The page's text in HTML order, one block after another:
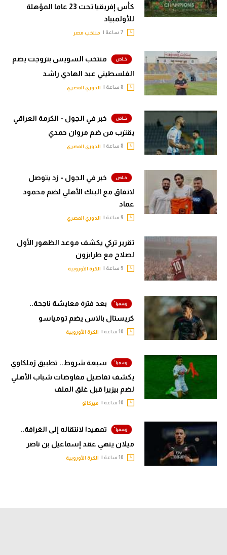
كأس إفريقيا تحت 23 عاما المؤهلة
للأولمبياد
منتخب مصر
منتخب السويس بتروجت يضم
الفلسطيني عبد الهادي راشد
الدوري المصري
خبر في الجول - الكرمة العراقي
يقترب من ضم مروان حمدي
الدوري المصري
خبر في الجول - زد يتوصل
لاتفاق مع البنك الأهلي لضم محمود
عماد
الدوري المصري
تقرير تركي يكشف موعد الظهور الأول
لصلاح مع طرابزون
الكرة الأوروبية
بعد فترة معايشة ناجحة..
كريستال بالاس يضم تومياسو
الكرة الأوروبية
سبعة شروط.. تطبيق زملكاوي
يكشف تفاصيل مفاوضات شباب الأهلي
لضم بيزيرا قبل غلق الملف
ميركاتو
تمهيدا لانتقاله إلى الغرافة..
ميلان ينهي عقد إسماعيل بن ناصر
الكرة الأوروبية